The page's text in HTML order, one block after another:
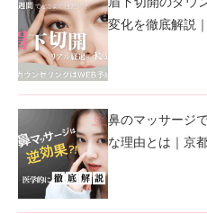
変化を徹底解説
鼻のマッサージ
な理由とは｜京